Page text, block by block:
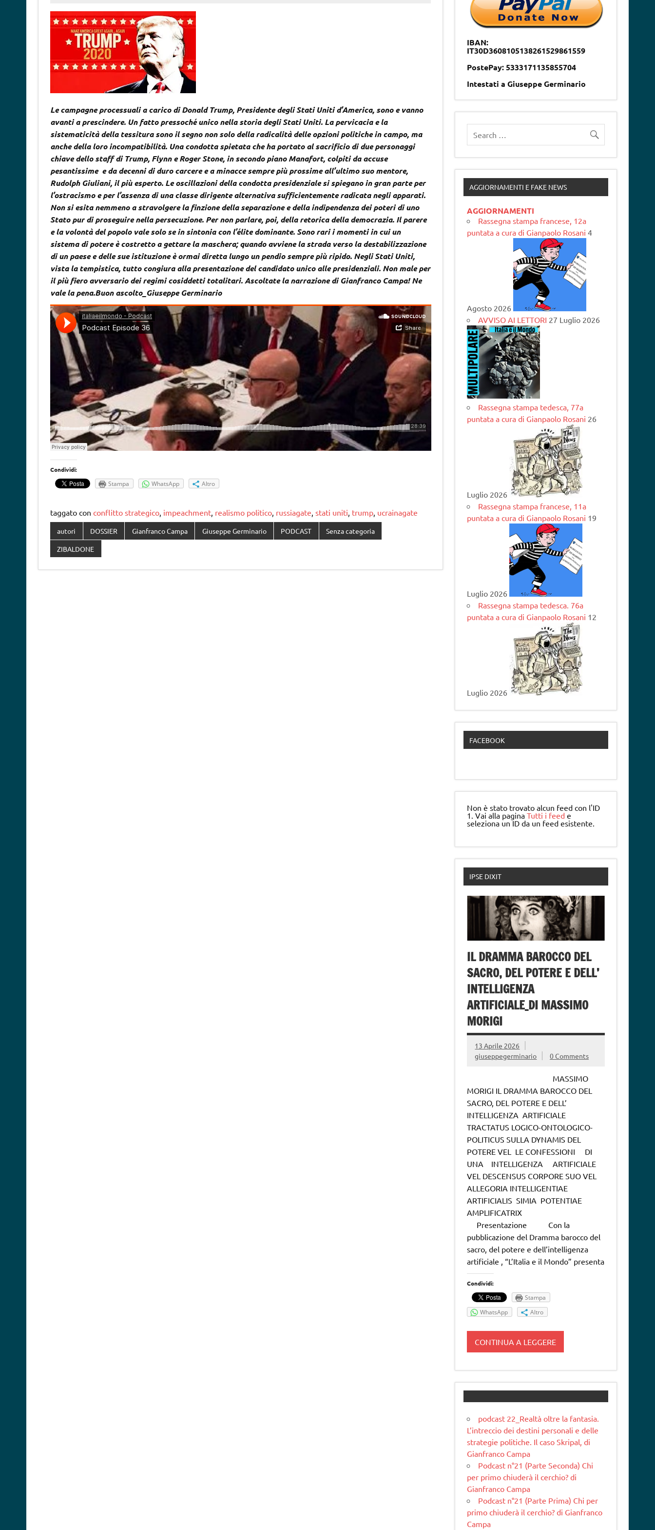
Le campagne processuali a carico di Donald Trump, Presidente degli Stati Uniti d’America, sono e vanno
avanti a prescindere. Un fatto pressoché unico nella storia degli Stati Uniti. La pervicacia e la
sistematicità della tessitura sono il segno non solo della radicalità delle opzioni politiche in campo, ma
anche della loro incompatibilità. Una condotta spietata che ha portato al sacrificio di due personaggi
chiave dello staff di Trump, Flynn e Roger Stone, in secondo piano Manafort, colpiti da accuse
pesantissime e da decenni di duro carcere e a minacce sempre più prossime all’ultimo suo mentore,
Rudolph Giuliani, il più esperto. Le oscillazioni della condotta presidenziale si spiegano in gran parte per
l’ostracismo e per l’assenza di una classe dirigente alternativa sufficientemente radicata negli apparati.
Non si esita nemmeno a stravolgere la finzione della separazione e della indipendenza dei poteri di uno
Stato pur di proseguire nella persecuzione. Per non parlare, poi, della retorica della democrazia. Il parere
e la volontà del popolo vale solo se in sintonia con l’élite dominante. Sono rari i momenti in cui un
sistema di potere è costretto a gettare la maschera; quando avviene la strada verso la destabilizzazione
di un paese e delle sue istituzione è ormai diretta lungo un pendio sempre più ripido. Negli Stati Uniti,
vista la tempistica, tutto congiura alla presentazione del candidato unico alle presidenziali. Non male per
il più fiero avversario dei regimi cosiddetti totalitari. Ascoltate la narrazione di Gianfranco Campa! Ne
vale la pena.Buon ascolto_Giuseppe Germinario
Condividi:
Stampa WhatsApp Altro
taggato con conflitto strategico, impeachment, realismo politico, russiagate, stati uniti, trump, ucrainagate
autori DOSSIER Gianfranco Campa Giuseppe Germinario PODCAST Senza categoria
ZIBALDONE
IBAN:
IT30D3608105138261529861559
PostePay: 5333171135855704
Intestati a Giuseppe Germinario
AGGIORNAMENTI E FAKE NEWS
AGGIORNAMENTI
Rassegna stampa francese, 12a
puntata a cura di Gianpaolo Rosani 4
Agosto 2026
AVVISO AI LETTORI 27 Luglio 2026
Rassegna stampa tedesca, 77a
puntata a cura di Gianpaolo Rosani 26
Luglio 2026
Rassegna stampa francese, 11a
puntata a cura di Gianpaolo Rosani 19
Luglio 2026
Rassegna stampa tedesca. 76a
puntata a cura di Gianpaolo Rosani 12
Luglio 2026
FACEBOOK
Non è stato trovato alcun feed con l'ID
1. Vai alla paginaTutti i feed e
seleziona un ID da un feed esistente.
IPSE DIXIT
IL DRAMMA BAROCCO DEL
SACRO, DEL POTERE E DELL’
INTELLIGENZA
ARTIFICIALE_DI MASSIMO
MORIGI
13 Aprile 2026
giuseppegerminario
0 Comments
MASSIMO
MORIGI IL DRAMMA BAROCCO DEL
SACRO, DEL POTERE E DELL’
INTELLIGENZA ARTIFICIALE
TRACTATUS LOGICO-ONTOLOGICO-
POLITICUS SULLA DYNAMIS DEL
POTERE VEL LE CONFESSIONI DI
UNA INTELLIGENZA ARTIFICIALE
VEL DESCENSUS CORPORE SUO VEL
ALLEGORIA INTELLIGENTIAE
ARTIFICIALIS SIMIA POTENTIAE
AMPLIFICATRIX
Presentazione Con la
pubblicazione del Dramma barocco del
sacro, del potere e dell’intelligenza
artificiale , “L’Italia e il Mondo” presenta
Condividi:
Stampa
WhatsApp
Altro
CONTINUA A LEGGERE
podcast 22_Realtà oltre la fantasia.
L’intreccio dei destini personali e delle
strategie politiche. Il caso Skripal, di
Gianfranco Campa
Podcast n°21 (Parte Seconda) Chi
per primo chiuderà il cerchio? di
Gianfranco Campa
Podcast n°21 (Parte Prima) Chi per
primo chiuderà il cerchio? di Gianfranco
Campa